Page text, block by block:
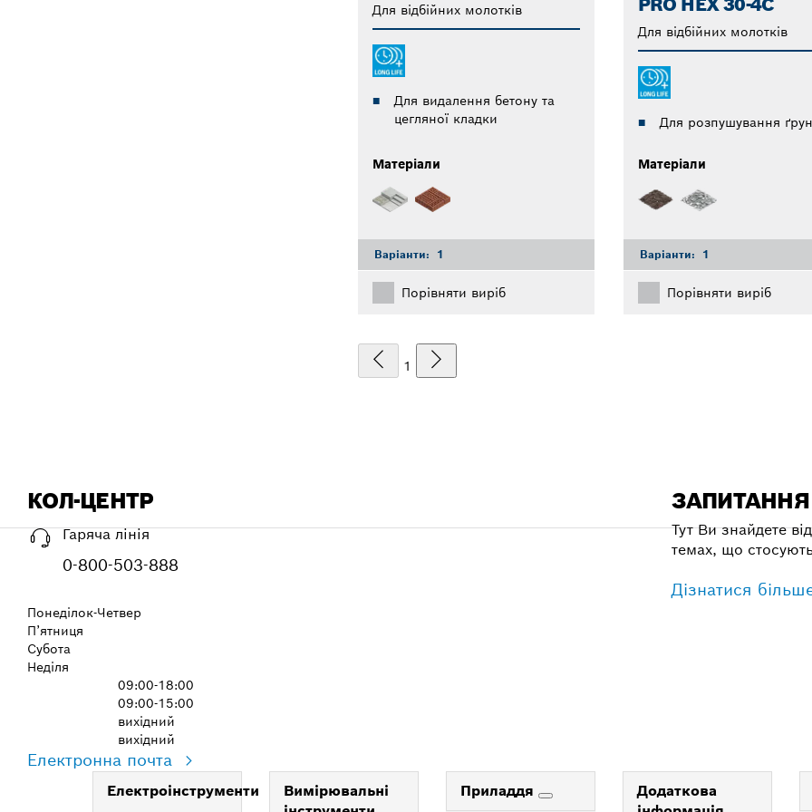
Для відбійних молотків
Для видалення бетону та
цегляної кладки
Матеріали
Варіанти: 1
Порівняти виріб
Для відбійних молотків
Для розпушування
Матеріали
Варіанти: 1
Порівняти виріб
1
КОЛ-ЦЕНТР
Гаряча лінія
0-800-503-888
Понеділок-Четвер
П’ятниця
Субота
Неділя
09:00-18:00
09:00-15:00
вихідний
вихідний
Електронна почта
ЗАПИТАННЯ
Тут Ви знайдете
темах, що
Дізнатися
Електроінструменти
Вимірювальні
Приладдя
Додаткова